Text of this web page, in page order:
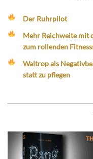
Der Ruhrpilot
Mehr Reichweite mit
zum rollenden
Waltrop als
statt zu pflegen